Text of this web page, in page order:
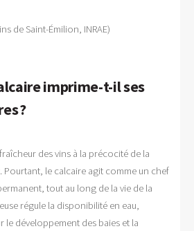
de Saint-Émilion, INRAE)
imprime-t-il ses
?
des vins à la précocité de la
Pourtant, le calcaire agit comme un chef
tout au long de la vie de la
régule la disponibilité en eau,
le développement des baies et la